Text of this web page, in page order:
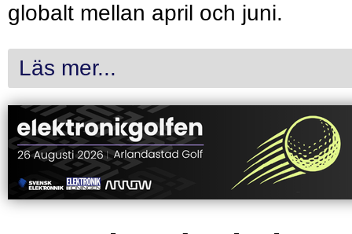
globalt mellan april och juni.
Läs mer...